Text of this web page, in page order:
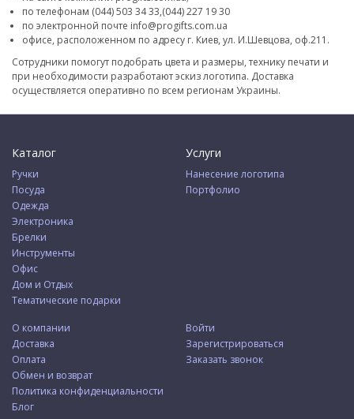
по телефонам (044) 503 34 33,(044) 227 19 30
по электронной почте info@progifts.com.ua
офисе, расположенном по адресу г. Киев, ул. И.Шевцова, оф.211.
Сотрудники помогут подобрать цвета и размеры, технику печати и
при необходимости разработают эскиз логотипа. Доставка
осуществляется оперативно по всем регионам Украины.
Каталог
Ручки
Посуда
Одежда
Электроника
Брелки
Инструменты
Офис
Дом и Отдых
Тематические подарки
Услуги
Нанесение логотипа
Портфолио
О компании
Доставка
Оплата
Обмен и возврат
Политика конфиденциальности
Блог
Войти
Зарегистрироваться
Заказать звонок